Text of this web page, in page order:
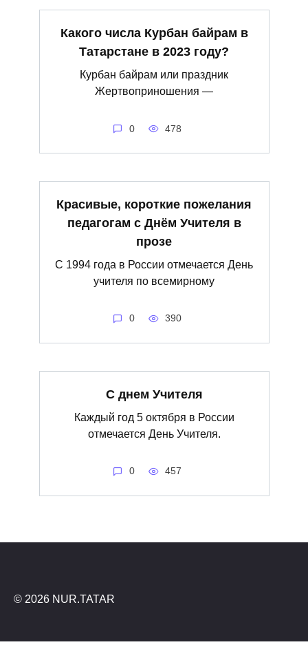
Какого числа Курбан байрам в
Татарстане в 2023 году?
Курбан байрам или праздник
Жертвоприношения —
0 478
Красивые, короткие пожелания
педагогам с Днём Учителя в
прозе
С 1994 года в России отмечается День
учителя по всемирному
0 390
С днем Учителя
Каждый год 5 октября в России
отмечается День Учителя.
0 457
© 2026 NUR.TATAR